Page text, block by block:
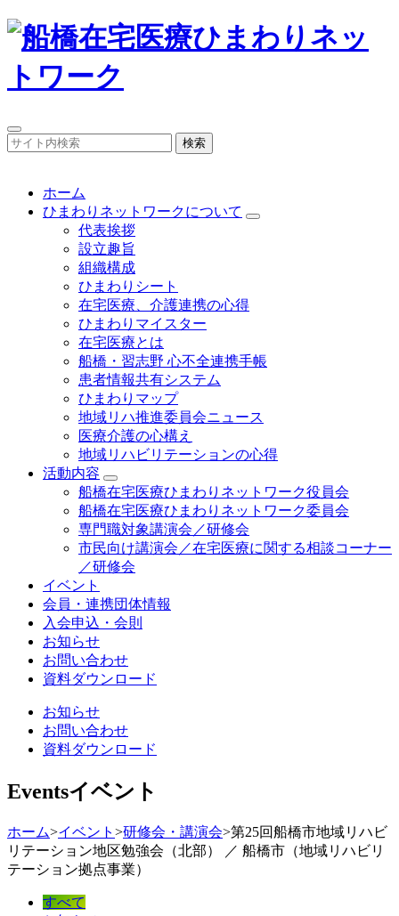
検索
ホーム
ひまわりネットワークについて
代表挨拶
設立趣旨
組織構成
ひまわりシート
在宅医療、介護連携の心得
ひまわりマイスター
在宅医療とは
船橋・習志野 心不全連携手帳
患者情報共有システム
ひまわりマップ
地域リハ推進委員会ニュース
医療介護の心構え
地域リハビリテーションの心得
活動内容
船橋在宅医療ひまわりネットワーク役員会
船橋在宅医療ひまわりネットワーク委員会
専門職対象講演会／研修会
市民向け講演会／在宅医療に関する相談コーナー
／研修会
イベント
会員・連携団体情報
入会申込・会則
お知らせ
お問い合わせ
資料ダウンロード
お知らせ
お問い合わせ
資料ダウンロード
Eventsイベント
ホーム>イベント >研修会・講演会>第25回船橋市地域リハビ
リテーション地区勉強会（北部） ／ 船橋市（地域リハビリ
テーション拠点事業）
すべて